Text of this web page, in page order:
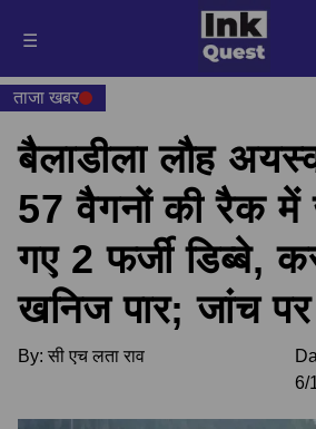
☰
ताजा खबर
बैलाडीला लौह
57 वैगनों की रैक में
गए 2 फर्जी डिब्बे,
खनिज पार; जांच
By: सी एच लता राव
6/